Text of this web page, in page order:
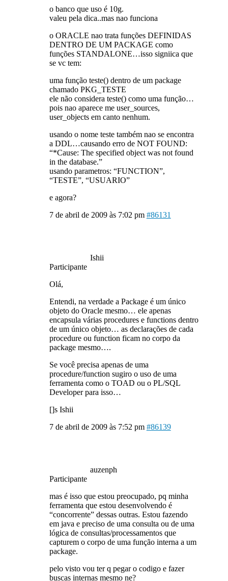
o banco que uso é 10g.
valeu pela dica..mas nao funciona
o ORACLE nao trata funções DEFINIDAS
DENTRO DE UM PACKAGE como
funções STANDALONE…isso signiica que
se vc tem:
uma função teste() dentro de um package
chamado PKG_TESTE
ele não considera teste() como uma função…
pois nao aparece me user_sources,
user_objects em canto nenhum.
usando o nome teste também nao se encontra
a DDL…causando erro de NOT FOUND:
“*Cause: The specified object was not found
in the database.”
usando parametros: “FUNCTION”,
“TESTE”, “USUARIO”
e agora?
7 de abril de 2009 às 7:02 pm #86131
Ishii
Participante
Olá,
Entendi, na verdade a Package é um único
objeto do Oracle mesmo… ele apenas
encapsula várias procedures e functions dentro
de um único objeto… as declarações de cada
procedure ou function ficam no corpo da
package mesmo….
Se você precisa apenas de uma
procedure/function sugiro o uso de uma
ferramenta como o TOAD ou o PL/SQL
Developer para isso…
[]s Ishii
7 de abril de 2009 às 7:52 pm #86139
auzenph
Participante
mas é isso que estou preocupado, pq minha
ferramenta que estou desenvolvendo é
“concorrente” dessas outras. Estou fazendo
em java e preciso de uma consulta ou de uma
lógica de consultas/processamentos que
capturem o corpo de uma função interna a um
package.
pelo visto vou ter q pegar o codigo e fazer
buscas internas mesmo ne?